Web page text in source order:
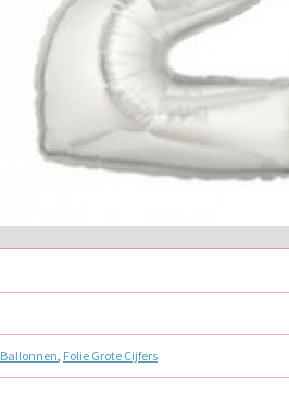
Ballonnen Folie Grote Cijfers